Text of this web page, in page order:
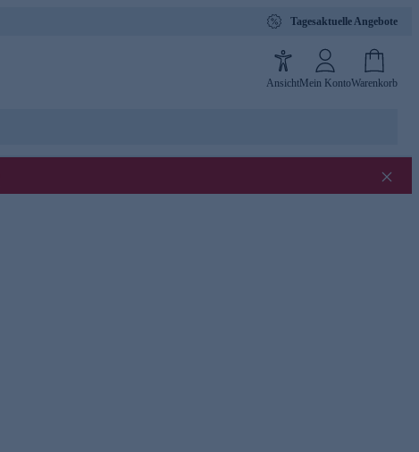
Tagesaktuelle Angebote
AnsichtMein KontoWarenkorb